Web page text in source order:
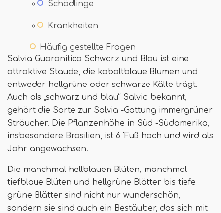
Schädlinge
Krankheiten
Häufig gestellte Fragen
Salvia Guaranitica Schwarz und Blau ist eine
attraktive Staude, die kobaltblaue Blumen und
entweder hellgrüne oder schwarze Kälte trägt.
Auch als „schwarz und blau“ Salvia bekannt,
gehört die Sorte zur Salvia -Gattung immergrüner
Sträucher. Die Pflanzenhöhe in Süd -Südamerika,
insbesondere Brasilien, ist 6 'Fuß hoch und wird als
Jahr angewachsen.
Die manchmal hellblauen Blüten, manchmal
tiefblaue Blüten und hellgrüne Blätter bis tiefe
grüne Blätter sind nicht nur wunderschön,
sondern sie sind auch ein Bestäuber, das sich mit